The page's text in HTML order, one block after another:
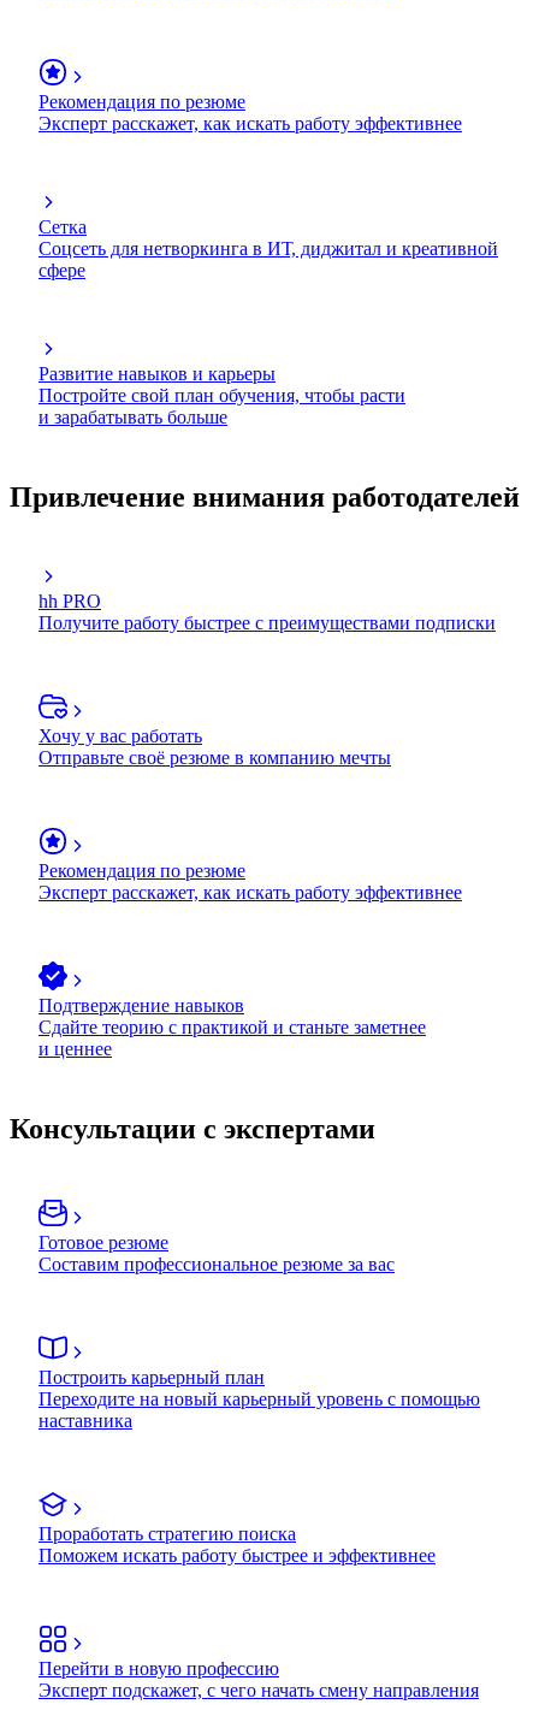
Рекомендация по резюме
Эксперт расскажет, как искать работу эффективнее
Сетка
Соцсеть для нетворкинга в ИТ, диджитал и креативной
сфере
Развитие навыков и карьеры
Постройте свой план обучения, чтобы расти
и зарабатывать больше
Привлечение внимания работодателей
hh PRO
Получите работу быстрее с преимуществами подписки
Хочу у вас работать
Отправьте своё резюме в компанию мечты
Рекомендация по резюме
Эксперт расскажет, как искать работу эффективнее
Подтверждение навыков
Сдайте теорию с практикой и станьте заметнее
и ценнее
Консультации с экспертами
Готовое резюме
Составим профессиональное резюме за вас
Построить карьерный план
Переходите на новый карьерный уровень с помощью
наставника
Проработать стратегию поиска
Поможем искать работу быстрее и эффективнее
Перейти в новую профессию
Эксперт подскажет, с чего начать смену направления